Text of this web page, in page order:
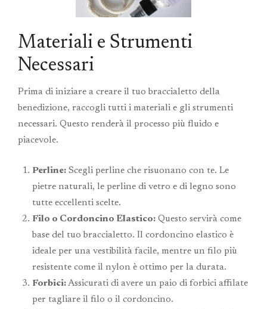
Materiali e Strumenti
Necessari
Prima di iniziare a creare il tuo braccialetto della
benedizione, raccogli tutti i materiali e gli strumenti
necessari. Questo renderà il processo più fluido e
piacevole.
Perline: Scegli perline che risuonano con te. Le
pietre naturali, le perline di vetro e di legno sono
tutte eccellenti scelte.
Filo o Cordoncino Elastico: Questo servirà come
base del tuo braccialetto. Il cordoncino elastico è
ideale per una vestibilità facile, mentre un filo più
resistente come il nylon è ottimo per la durata.
Forbici:Assicurati di avere un paio di forbici affilate
per tagliare il filo o il cordoncino.